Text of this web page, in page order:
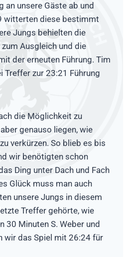
an unsere Gäste ab und
witterten diese bestimmt
Jungs behielten die
zum Ausgleich und die
der erneuten Führung. Tim
Treffer zur 23:21 Führung
die Möglichkeit zu
genauso liegen, wie
verkürzen. So blieb es bis
wir benötigten schon
Ding unter Dach und Fach
Glück muss man auch
unsere Jungs in diesem
Treffer gehörte, wie
30 Minuten S. Weber und
wir das Spiel mit 26:24 für